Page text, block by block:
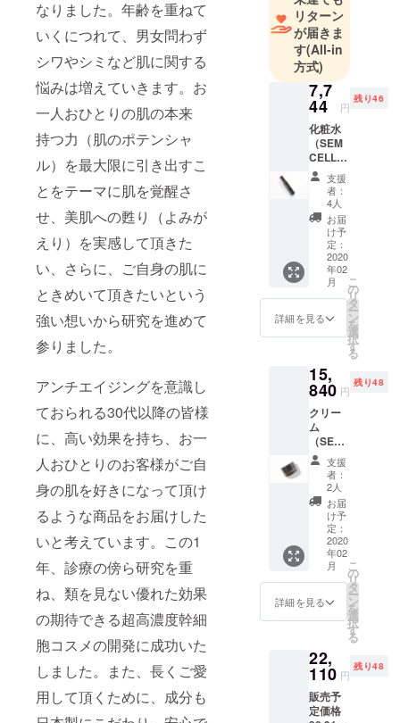
なりました。年齢を重ねて
いくにつれて、男女問わず
シワやシミなど肌に関する
悩みは増えていきます。お
一人おひとりの肌の本来
持つ力（肌のポテンシャ
ル）を最大限に引き出すこ
とをテーマに肌を覚醒さ
せ、美肌への甦り（よみが
えり）を実感して頂きた
い、さらに、ご自身の肌に
ときめいて頂きたいという
強い想いから研究を進めて
参りました。
アンチエイジングを意識し
ておられる30代以降の皆様
に、高い効果を持ち、お一
人おひとりのお客様がご自
身の肌を好きになって頂け
るような商品をお届けした
いと考えています。この1
年、診療の傍ら研究を重
ね、類を見ない優れた効果
の期待できる超高濃度幹細
胞コスメの開発に成功いた
しました。また、長くご愛
用して頂くために、成分も
療にも携
わっており
ます。2018
年12月に医
療法人社
団 青泉
会 今泉ス
キンクリ
ニックを開
業以来、約1
年におよぶ
市場調査・
研究開発を
経て2019年
11月にTHE
A（ジ・
エー）の
ローション
水）・ク
リームの開
発に至りま
した。現
在、2020年
の本格販売
に向けた準
備を行って
おります。
1997年 聖
医科大学卒
2001年 日
本赤十字医
リターン
が届きま
す(All-in
方式)
7,7
44 円
残り46
化粧水
（SEM
CELL
ジ・
エー リ
セル
ロー
ション
120mL
予定価
格9,680
円を
7,744円
（20%
OFF）
提供さ
せてい
ただき
ます。
送料は
当方負
担いた
します
のでご
安心く
ださい
ませ。
金額は
全て税
込み価
格で
す。
支援
者：
4人
お届
け予
定：
2020
年02
月
詳細を見る
こ
の
リ
タ
ー
ン
を
選
択
す
る
15,
840 円
残り48
クリー
ム
（SEM
CELL
ジ・
エーモ
イス
チャー
クリー
30g）
販売予
定価格
19,800
円
→15,84
（20％
OFF）
にてご
提供さ
せてい
支援
者：
2人
お届
け予
定：
2020
年02
月
詳細を見る
こ
の
リ
タ
ー
ン
を
選
択
す
る
22,
110 円
残り48
販売予
定価格